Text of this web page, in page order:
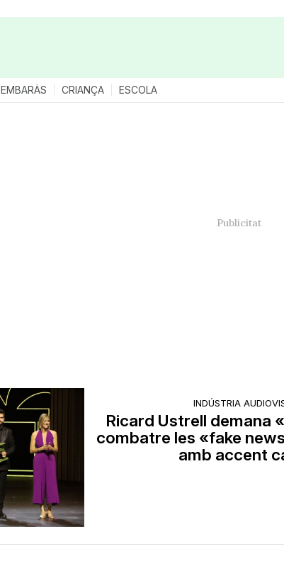
EMBARÀS CRIANÇA ESCOLA
INDÚSTRIA
Ricard Ustrell demana
combatre les «fake
amb accent